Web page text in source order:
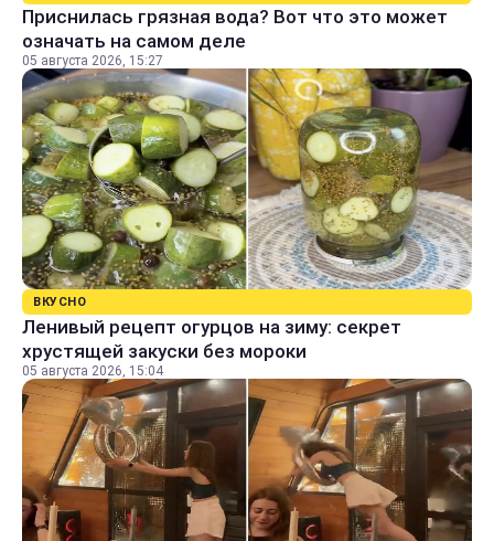
Приснилась грязная вода? Вот что это может
означать на самом деле
05 августа 2026, 15:27
ВКУСНО
Ленивый рецепт огурцов на зиму: секрет
хрустящей закуски без мороки
05 августа 2026, 15:04